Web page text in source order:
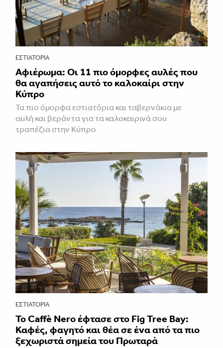
ΕΣΤΙΑΤΌΡΙΑ
Αφιέρωμα: Οι 11 πιο όμορφες αυλές που
θα αγαπήσεις αυτό το καλοκαίρι στην
Κύπρο
Τα πιο όμορφα εστιατόρια και ταβερνάκια με
αυλή και βεράντα για τα καλοκαιρινά σου
τραπέζια στην Κύπρο
ΕΣΤΙΑΤΌΡΙΑ
Το Caffè Nero έφτασε στο Fig Tree Bay:
Καφές, φαγητό και θέα σε ένα από τα πιο
ξεχωριστά σημεία του Πρωταρά